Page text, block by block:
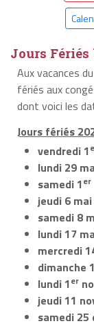
Jours Fériés
Aux vacances
fériés aux
dont voici les
Jours fériés
vendredi 1
lundi 29
samedi 1er
jeudi 6
samedi 8
lundi 17
mercredi
dimanche
lundi 1er
jeudi 11
samedi 25